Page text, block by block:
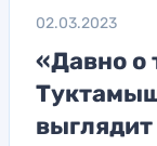
02.03.2023
«Давно о
выглядит